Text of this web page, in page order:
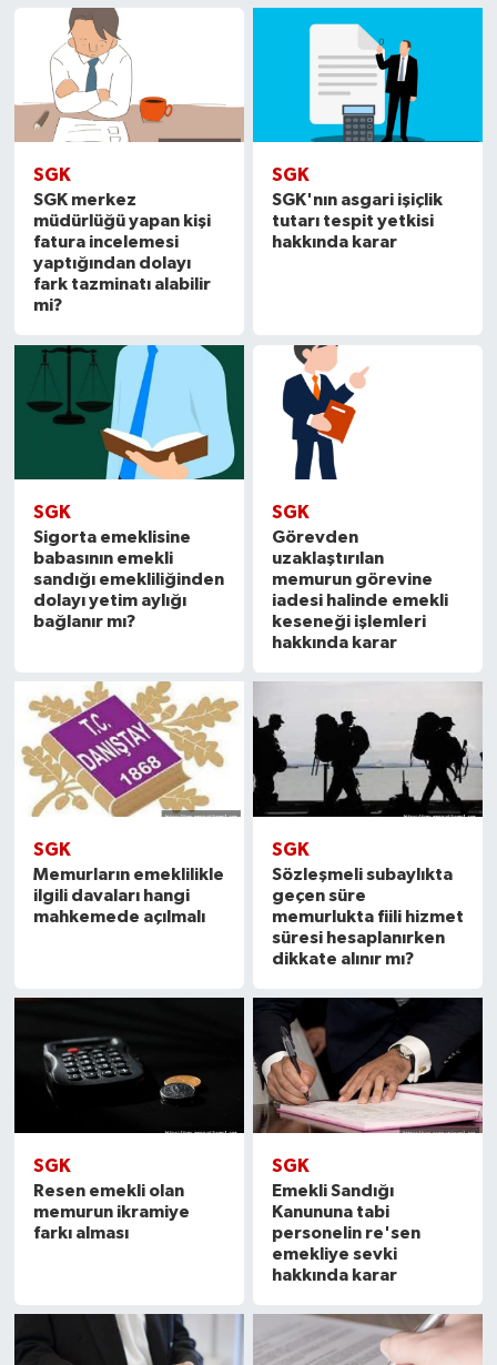
SGK
SGK merkez
müdürlüğü yapan kişi
fatura incelemesi
yaptığından dolayı
fark tazminatı alabilir
mi?
SGK
SGK'nın asgari işiçlik
tutarı tespit yetkisi
hakkında karar
SGK
Sigorta emeklisine
babasının emekli
sandığı emekliliğinden
dolayı yetim aylığı
bağlanır mı?
SGK
Görevden
uzaklaştırılan
memurun görevine
iadesi halinde emekli
keseneği işlemleri
hakkında karar
SGK
Memurların emeklilikle
ilgili davaları hangi
mahkemede açılmalı
SGK
Sözleşmeli subaylıkta
geçen süre
memurlukta fiili hizmet
süresi hesaplanırken
dikkate alınır mı?
SGK
Resen emekli olan
memurun ikramiye
farkı alması
SGK
Emekli Sandığı
Kanununa tabi
personelin re'sen
emekliye sevki
hakkında karar